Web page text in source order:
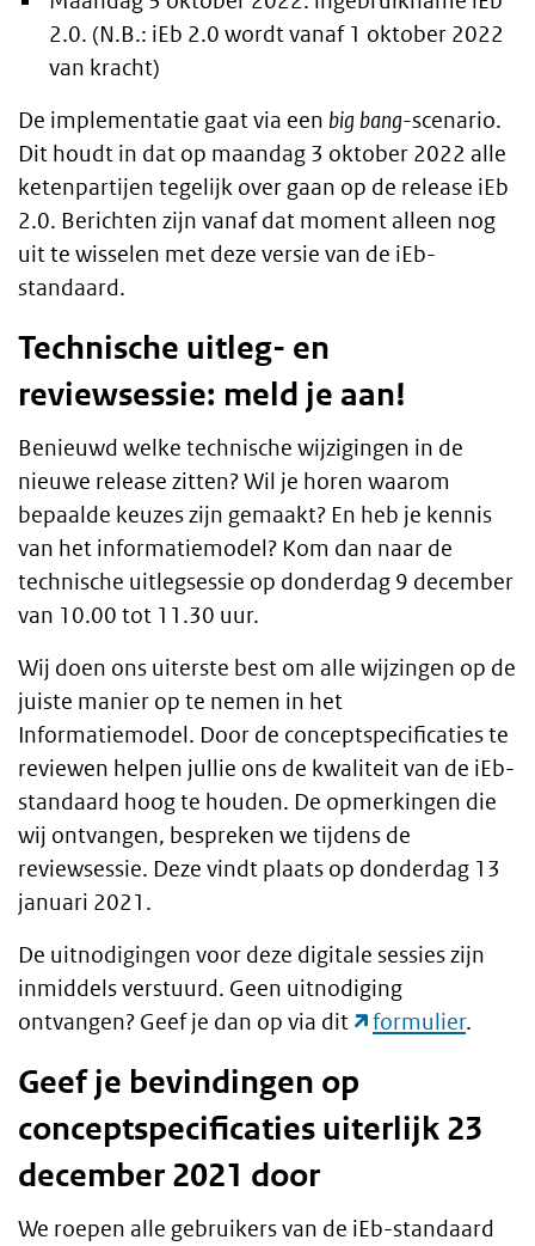
2.0. (N.B.: iEb 2.0 wordt vanaf 1 oktober 2022
van kracht)
De implementatie gaat via een big bang-scenario.
Dit houdt in dat op maandag 3 oktober 2022 alle
ketenpartijen tegelijk over gaan op de release iEb
2.0. Berichten zijn vanaf dat moment alleen nog
uit te wisselen met deze versie van de iEb-
standaard.
Technische uitleg- en
reviewsessie: meld je aan!
Benieuwd welke technische wijzigingen in de
nieuwe release zitten? Wil je horen waarom
bepaalde keuzes zijn gemaakt? En heb je kennis
van het informatiemodel? Kom dan naar de
technische uitlegsessie op donderdag 9 december
van 10.00 tot 11.30 uur.
Wij doen ons uiterste best om alle wijzingen op de
juiste manier op te nemen in het
Informatiemodel. Door de conceptspecificaties te
reviewen helpen jullie ons de kwaliteit van de iEb-
standaard hoog te houden. De opmerkingen die
wij ontvangen, bespreken we tijdens de
reviewsessie. Deze vindt plaats op donderdag 13
januari 2021.
De uitnodigingen voor deze digitale sessies zijn
inmiddels verstuurd. Geen uitnodiging
ontvangen? Geef je dan op via dit
formulier.
Geef je bevindingen op
conceptspecificaties uiterlijk 23
december 2021 door
We roepen alle gebruikers van de iEb-standaard